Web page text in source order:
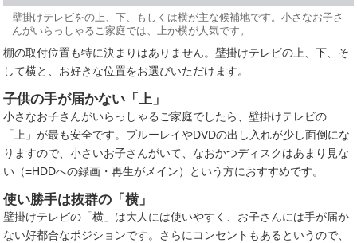
壁掛けテレビをの上、下、もしくは横が主な候補地です。小さなお子さ
んがいらっしゃるご家庭では、上か横が人気です。
棚の取付位置も特に決まりはありません。壁掛けテレビの上、下、そ
して横と、お好きな位置をお選びいただけます。
子供の手が届かない「上」
小さなお子さんがいらっしゃるご家庭でしたら、壁掛けテレビの
「上」が最も安全です。ブルーレイやDVDの出し入れが少し面倒にな
りますので、小さいお子さんがいて、なおかつディスクはあまり見な
い（=HDDへの録画・再生がメイン）という方におすすめです。
使い勝手は抜群の「横」
壁掛けテレビの「横」は大人には使いやすく、お子さんには手が届か
ない好都合なポジションです。さらにコンセントもあるというので、